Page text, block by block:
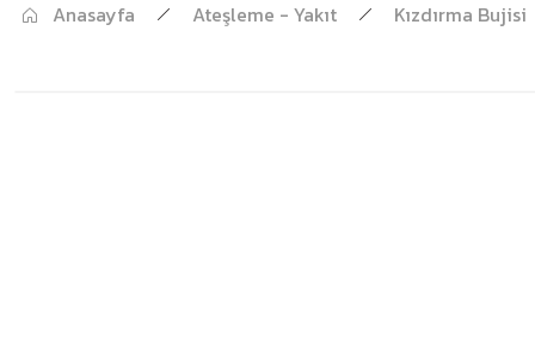
Anasayfa Ateşleme - Yakıt Kızdırma Bujisi